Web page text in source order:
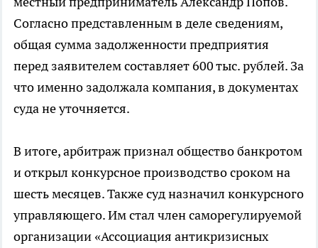
Согласно представленным в деле сведениям,
общая сумма задолженности предприятия
перед заявителем составляет 600 тыс. рублей. За
что именно задолжала компания, в документах
суда не уточняется.
В итоге, арбитраж признал общество банкротом
и открыл конкурсное производство сроком на
шесть месяцев. Также суд назначил конкурсного
управляющего. Им стал член саморегулируемой
организации «Ассоциация антикризисных